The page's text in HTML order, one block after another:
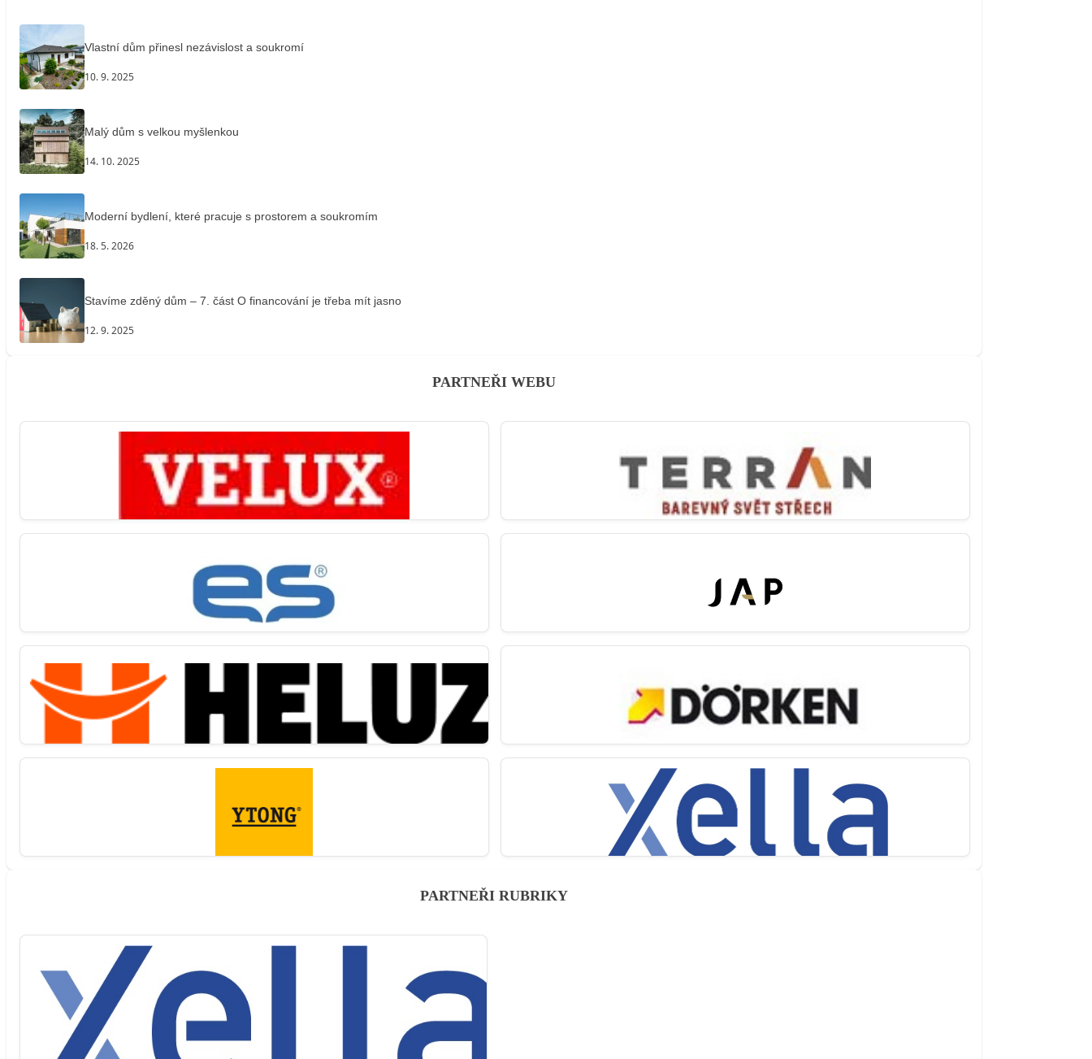
Vlastní dům přinesl nezávislost a soukromí
10. 9. 2025
Malý dům s velkou myšlenkou
14. 10. 2025
Moderní bydlení, které pracuje s prostorem a soukromím
18. 5. 2026
Stavíme zděný dům – 7. část O financování je třeba mít jasno
12. 9. 2025
PARTNEŘI WEBU
PARTNEŘI RUBRIKY